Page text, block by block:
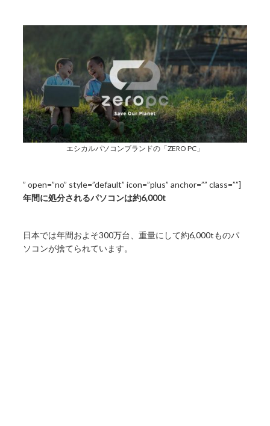
エシカルパソコンブランドの「ZERO PC」
” open=”no” style=”default” icon=”plus” anchor=”” class=””]
年間に処分されるパソコンは約6,000t
日本では年間およそ300万台、重量にして約6,000tものパ
ソコンが捨てられています。